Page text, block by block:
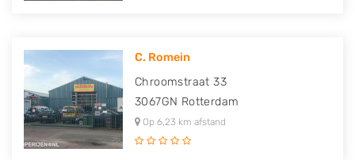
C. Romein
Chroomstraat 33
3067GN Rotterdam
Op 6,23 km afstand